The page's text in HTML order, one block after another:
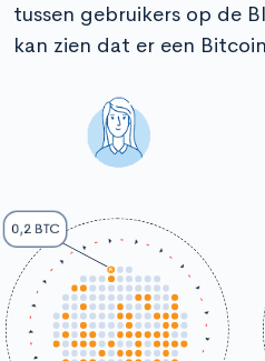
tussen gebruikers op de
kan zien dat er een
0,2 BTC